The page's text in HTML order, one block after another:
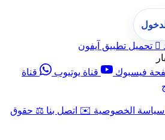
 تحميل تطبيق آيفون
فيسبوك قناة يوتيوب
قناة
سياسة الخصوصية ✉️ اتصل بنا ⚖️ حقوق